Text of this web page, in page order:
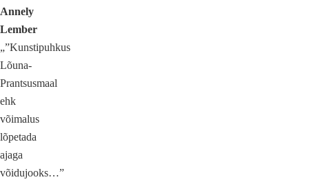
Annely
Lember
„”Kunstipuhkus
Lõuna-
Prantsusmaal
ehk
võimalus
lõpetada
ajaga
võidujooks…”